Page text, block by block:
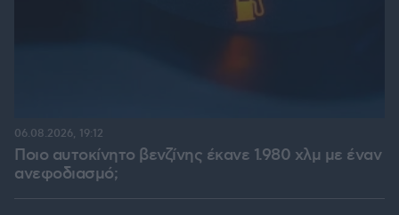
Ποιο αυτοκίνητο βενζίνης έκανε 1.980 χλμ με έναν
ανεφοδιασμό;
06.08.2026, 19:12